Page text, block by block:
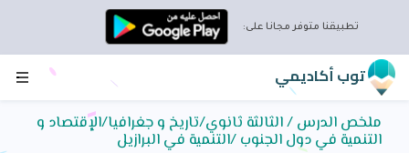
تطبيقنا متوفر مجانا على:
توب أكاديمي
ملخص الدرس / الثالثة ثانوي/تاريخ و جغرافيا/الإقتصاد و
التنمية في دول الجنوب /التنمية في البرازيل